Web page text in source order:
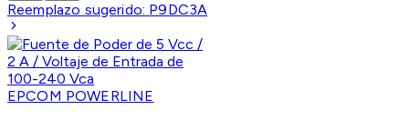
Reemplazo sugerido: P9DC3A
EPCOM POWERLINE